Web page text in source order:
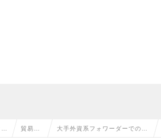
貿易・ 大手外資系フォワーダーでの貿